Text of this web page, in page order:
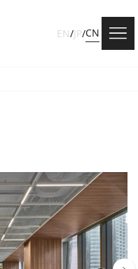
EN/JP/CN